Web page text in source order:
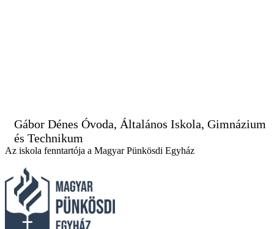
Gábor Dénes Óvoda, Általános Iskola, Gimnázium
és Technikum
Az iskola fenntartója a Magyar Pünkösdi Egyház